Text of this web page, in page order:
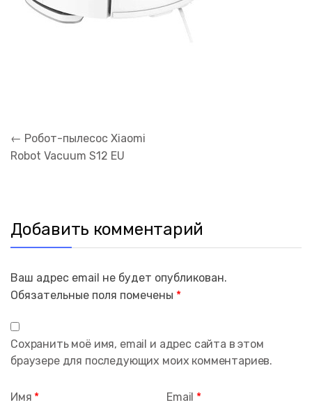
Навигация
по
← Робот-пылесос Xiaomi
Robot Vacuum S12 EU
Добавить комментарий
Ваш адрес email не будет опубликован.
Обязательные поля помечены *
Имя * Email *
Сохранить моё имя, email и адрес сайта в этом
браузере для последующих моих комментариев.